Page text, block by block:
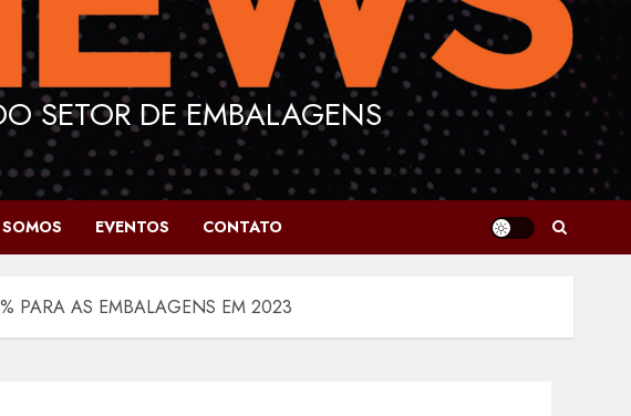
SETOR DE EMBALAGENS
EVENTOS CONTATO
PARA AS EMBALAGENS EM 2023